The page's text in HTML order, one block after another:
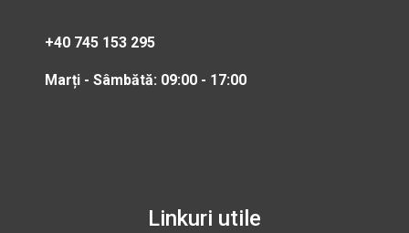
+40 745 153 295
Marți - Sâmbătă: 09:00 - 17:00
Linkuri utile